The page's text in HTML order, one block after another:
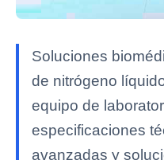
Soluciones
de nitrógeno
equipo de
especificaciones
avanzadas y